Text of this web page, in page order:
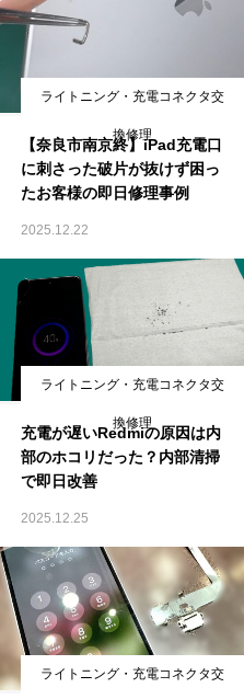
ライトニング・充電コネクタ交
換修理
【奈良市南京終】iPad充電口
に刺さった破片が抜けず困っ
たお客様の即日修理事例
2025.12.22
ライトニング・充電コネクタ交
換修理
充電が遅いRedmiの原因は内
部のホコリだった？内部清掃
で即日改善
2025.12.25
ライトニング・充電コネクタ交